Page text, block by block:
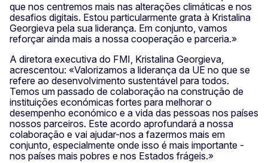
que nos centremos mais nas alterações climáticas e nos
desafios digitais. Estou particularmente grata à Kristalina
Georgieva pela sua liderança. Em conjunto, vamos
reforçar ainda mais a nossa cooperação e parceria.»
A diretora executiva do FMI, Kristalina Georgieva,
acrescentou: «Valorizamos a liderança da UE no que se
refere ao desenvolvimento sustentável para todos.
Temos um passado de colaboração na construção de
instituições económicas fortes para melhorar o
desempenho económico e a vida das pessoas nos países
nossos parceiros. Este acordo aprofundará a nossa
colaboração e vai ajudar-nos a fazermos mais em
conjunto, especialmente onde isso é mais importante -
nos países mais pobres e nos Estados frágeis.»